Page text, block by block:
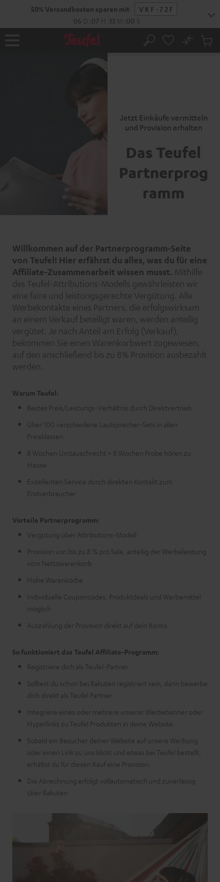
50% Versandkosten sparen mit
VKF-72F
06 D :07 H :12 M :59 S
Startseite Suche
No
Jetzt Einkäufe vermitteln
und Provision erhalten
Das Teufel
Partnerprog
ramm
Willkommen auf der Partnerprogramm-Seite
von Teufel! Hier erfährst du alles, was du für eine
Affiliate-Zusammenarbeit wissen musst. Mithilfe
des Teufel-Attributions-Modells gewährleisten wir
eine faire und leistungsgerechte Vergütung. Alle
Werbekontakte eines Partners, die erfolgswirksam
an einem Verkauf beteiligt waren, werden anteilig
vergütet. Je nach Anteil am Erfolg (Verkauf),
bekommen Sie einen Warenkorbwert zugewiesen,
auf den anschließend bis zu 8% Provision ausbezahlt
werden.
Warum Teufel:
Bestes Preis/Leistungs-Verhältnis durch Direktvertrieb
Über 100 verschiedene Lautsprecher-Sets in allen
Preisklassen
8 Wochen Umtauschrecht = 8 Wochen Probe hören zu
Hause
Exzellenten Service durch direkten Kontakt zum
Endverbraucher
Vorteile Partnerprogramm:
Vergütung über Attributions-Modell
Provision von bis zu 8 % pro Sale, anteilig der Werbeleistung
vom Nettowarenkorb
Hohe Warenkörbe
Individuelle Couponcodes, Produktdeals und Werbemittel
möglich
Auszahlung der Provision direkt auf dein Konto
So funktioniert das Teufel Affiliate-Programm:
Registriere dich als Teufel-Partner
Solltest du schon bei Rakuten registriert sein, dann bewerbe
dich direkt als Teufel Partner
Integriere eines oder mehrere unserer Werbebanner oder
Hyperlinks zu Teufel Produkten in deine Website.
Sobald ein Besucher deiner Website auf unsere Werbung
oder einen Link zu uns klickt und etwas bei Teufel bestellt,
erhältst du für diesen Kauf eine Provision.
Die Abrechnung erfolgt vollautomatisch und zuverlässig
über Rakuten